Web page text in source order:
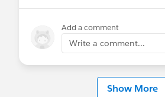
Group, Valencia, ES@* Success -
Marketing Cloud - Español, Perú *
Modic
@Barbara Ribeiro
@Developer Group, Malaga, ES
Add a comment
Write a comment...
Show More